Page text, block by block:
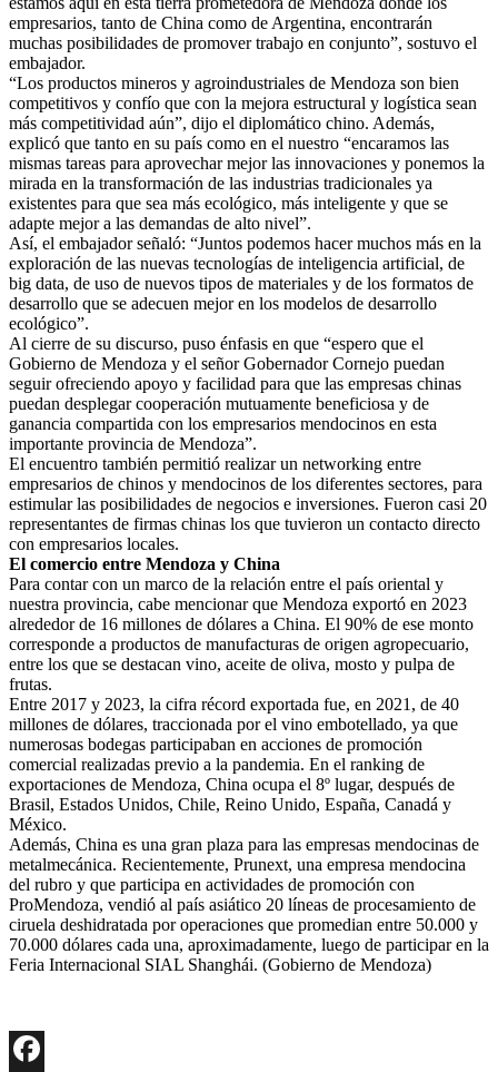
empresarios, tanto de China como de Argentina, encontrarán
muchas posibilidades de promover trabajo en conjunto”, sostuvo el
embajador.
“Los productos mineros y agroindustriales de Mendoza son bien
competitivos y confío que con la mejora estructural y logística sean
más competitividad aún”, dijo el diplomático chino. Además,
explicó que tanto en su país como en el nuestro “encaramos las
mismas tareas para aprovechar mejor las innovaciones y ponemos la
mirada en la transformación de las industrias tradicionales ya
existentes para que sea más ecológico, más inteligente y que se
adapte mejor a las demandas de alto nivel”.
Así, el embajador señaló: “Juntos podemos hacer muchos más en la
exploración de las nuevas tecnologías de inteligencia artificial, de
big data, de uso de nuevos tipos de materiales y de los formatos de
desarrollo que se adecuen mejor en los modelos de desarrollo
ecológico”.
Al cierre de su discurso, puso énfasis en que “espero que el
Gobierno de Mendoza y el señor Gobernador Cornejo puedan
seguir ofreciendo apoyo y facilidad para que las empresas chinas
puedan desplegar cooperación mutuamente beneficiosa y de
ganancia compartida con los empresarios mendocinos en esta
importante provincia de Mendoza”.
El encuentro también permitió realizar un networking entre
empresarios de chinos y mendocinos de los diferentes sectores, para
estimular las posibilidades de negocios e inversiones. Fueron casi 20
representantes de firmas chinas los que tuvieron un contacto directo
con empresarios locales.
El comercio entre Mendoza y China
Para contar con un marco de la relación entre el país oriental y
nuestra provincia, cabe mencionar que Mendoza exportó en 2023
alrededor de 16 millones de dólares a China. El 90% de ese monto
corresponde a productos de manufacturas de origen agropecuario,
entre los que se destacan vino, aceite de oliva, mosto y pulpa de
frutas.
Entre 2017 y 2023, la cifra récord exportada fue, en 2021, de 40
millones de dólares, traccionada por el vino embotellado, ya que
numerosas bodegas participaban en acciones de promoción
comercial realizadas previo a la pandemia. En el ranking de
exportaciones de Mendoza, China ocupa el 8º lugar, después de
Brasil, Estados Unidos, Chile, Reino Unido, España, Canadá y
México.
Además, China es una gran plaza para las empresas mendocinas de
metalmecánica. Recientemente, Prunext, una empresa mendocina
del rubro y que participa en actividades de promoción con
ProMendoza, vendió al país asiático 20 líneas de procesamiento de
ciruela deshidratada por operaciones que promedian entre 50.000 y
70.000 dólares cada una, aproximadamente, luego de participar en la
Feria Internacional SIAL Shanghái. (Gobierno de Mendoza)